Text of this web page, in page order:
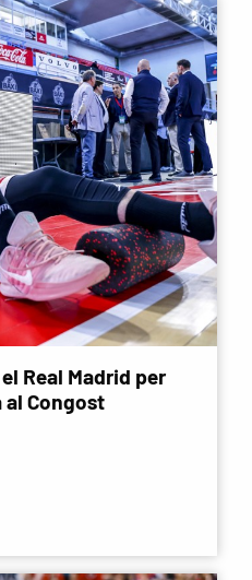
Real Madrid per
Congost